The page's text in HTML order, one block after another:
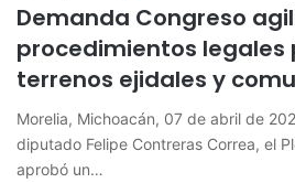
Demanda Congreso
procedimientos legales
terrenos ejidales y
Morelia, Michoacán, 07 de abril de
diputado Felipe Contreras Correa, el
aprobó un…